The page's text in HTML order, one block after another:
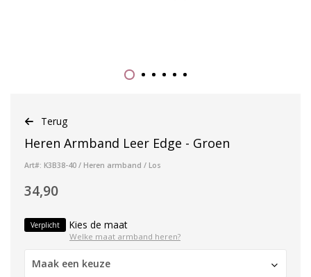
Terug
Heren Armband Leer Edge - Groen
Art#: K3B38-40 / Heren armband / Los
34,90
Verplicht Kies de maat
Welke maat armband heren?
Maak een keuze